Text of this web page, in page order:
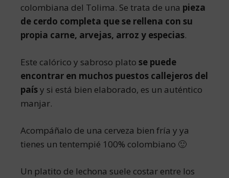
colombiana del Tolima. Se trata de una pieza
de cerdo completa que se rellena con su
propia carne, arvejas, arroz y especias.
Este calórico y sabroso plato se puede
encontrar en muchos puestos callejeros del
paísy si está bien elaborado, es un auténtico
manjar.
Acompáñalo de una cerveza bien fría y ya
tienes un tentempié 100% colombiano 🙂
Un platito de lechona suele costar entre los